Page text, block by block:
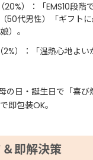
）：「EMS10段階
50代男性）「ギフト
）。
）：「温熱心地よい
の日・誕生日で「喜
即包装OK。
即解決策